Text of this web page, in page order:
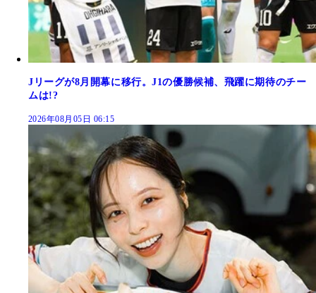
Jリーグが8月開幕に移行。J1の優勝候補、飛躍に期待のチー
ムは!?
2026年08月05日 06:15